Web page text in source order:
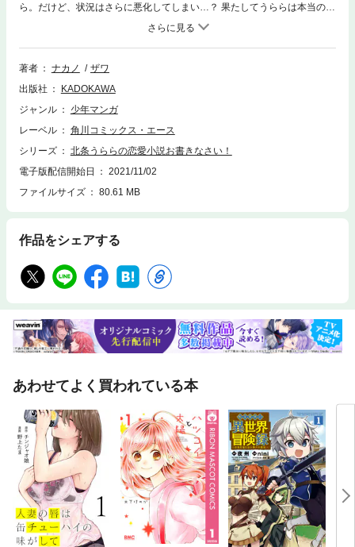
ら。だけど、状況はさらに悪化してしまい…？ 果たしてうららは本当の想
著者 ナカノ
ザワ
出版社
KADOKAWA
ジャンル
少年マンガ
レーベル
角川コミックス・エース
シリーズ
北条うららの恋愛小説お書きなさい！
電子版配信開始日
2021/11/02
ファイルサイズ
80.61 MB
作品をシェアする
あわせてよく買われている本